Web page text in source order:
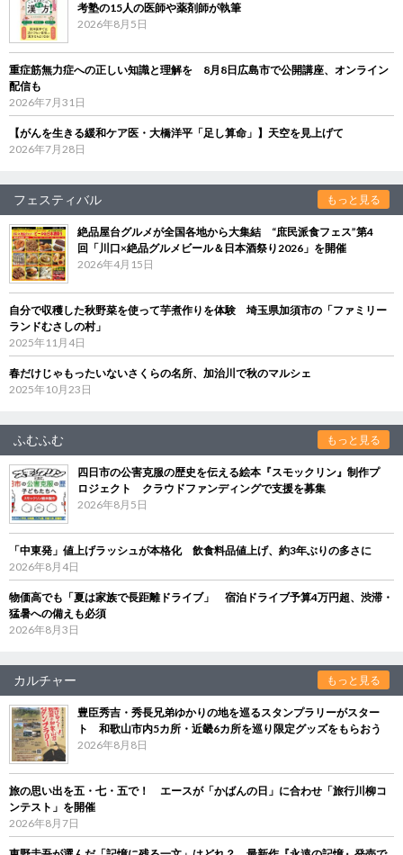
考塾の15人の医師や薬剤師が執筆
2026年8月5日
重症筋無力症への正しい知識と理解を 8月8日広島市で公開講座、オンライン
配信も
2026年7月31日
【がんを生きる緩和ケア医・大橋洋平「足し算命」】天空を見上げて
2026年7月28日
フェスティバル もっと見る
絶品屋台グルメが全国各地から大集結 “庶民派食フェス”第4
回「川口×絶品グルメビール＆日本酒祭り2026」を開催
2026年4月15日
自分で収穫した秋野菜を使って芋煮作りを体験 埼玉県加須市の「ファミリー
ランドむさしの村」
2025年11月4日
春だけじゃもったいないさくらの名所、加治川で秋のマルシェ
2025年10月23日
ふむふむ もっと見る
四日市の公害克服の歴史を伝える絵本『スモックリン』制作プ
ロジェクト クラウドファンディングで支援を募集
2026年8月5日
「中東発」値上げラッシュが本格化 飲食料品値上げ、約3年ぶりの多さに
2026年8月4日
物価高でも「夏は家族で長距離ドライブ」 宿泊ドライブ予算4万円超、渋滞・
猛暑への備えも必須
2026年8月3日
カルチャー もっと見る
豊臣秀吉・秀長兄弟ゆかりの地を巡るスタンプラリーがスター
ト 和歌山市内5カ所・近畿6カ所を巡り限定グッズをもらおう
2026年8月8日
旅の思い出を五・七・五で！ エースが「かばんの日」に合わせ「旅行川柳コ
ンテスト」を開催
2026年8月7日